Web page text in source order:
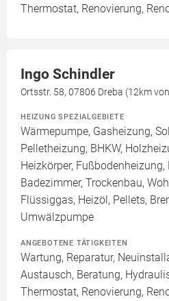
Thermostat, Renovierung,
Ingo Schindler
Ortsstr. 58, 07806 Dreba (12km
HEIZUNG SPEZIALGEBIETE
Wärmepumpe, Gasheizung,
Pelletheizung, BHKW,
Heizkörper, Fußbodenheizung,
Badezimmer, Trockenbau,
Flüssiggas, Heizöl, Pellets,
Umwälzpumpe
ANGEBOTENE TÄTIGKEITEN
Wartung, Reparatur,
Austausch, Beratung,
Thermostat, Renovierung,